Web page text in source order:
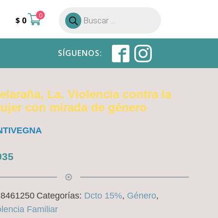
$ 0 0
Búsqueda
de
productos
SÍGUENOS:
La. Violencia contra la
con mirada de género
Categorías: Dcto 15%, Género,
Familiar